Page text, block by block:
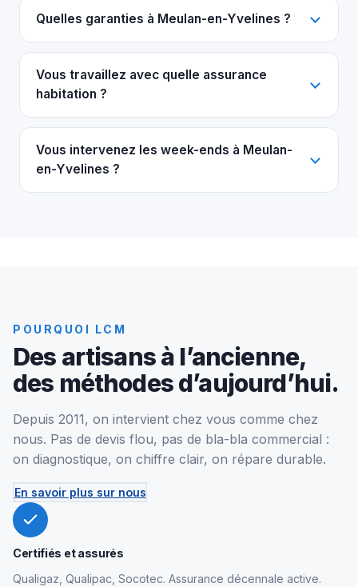
Quelles garanties à Meulan-en-Yvelines ?
Vous travaillez avec quelle assurance
habitation ?
Vous intervenez les week-ends à Meulan-
en-Yvelines ?
POURQUOI LCM
Des artisans à l’ancienne,
des méthodes d’aujourd’hui.
Depuis 2011, on intervient chez vous comme chez
nous. Pas de devis flou, pas de bla-bla commercial :
on diagnostique, on chiffre clair, on répare durable.
En savoir plus sur nous
Certifiés et assurés
Qualigaz, Qualipac, Socotec. Assurance décennale active.